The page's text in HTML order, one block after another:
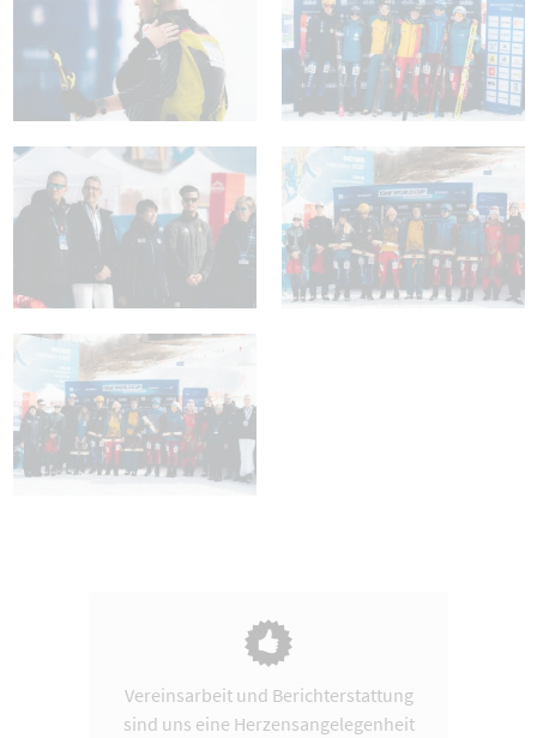
Vereinsarbeit und Berichterstattung
sind uns eine Herzensangelegenheit